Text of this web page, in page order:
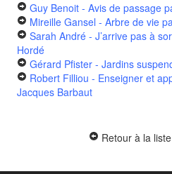
Guy Benoit - Avis de passage
Mireille Gansel - Arbre de vie
Sarah André - J’arrive pas à
Hordé
Gérard Pfister - Jardins
Robert Filliou - Enseigner et
Jacques Barbaut
Retour à la